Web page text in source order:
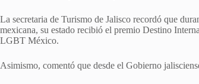
La secretaria de Turismo de Jalisco recordó que
mexicana, su estado recibió el premio Destino
LGBT México.
Asimismo, comentó que desde el Gobierno